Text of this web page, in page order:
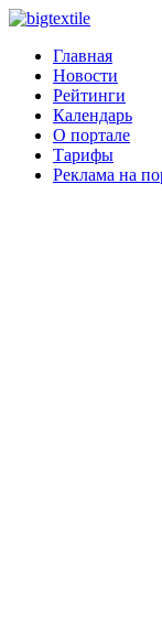
Главная
Новости
Рейтинги
Календарь
О портале
Тарифы
Реклама на